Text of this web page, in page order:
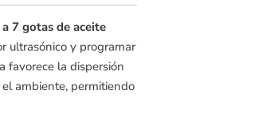
7 gotas de aceite
ultrasónico y programar
favorece la dispersión
ambiente, permitiendo